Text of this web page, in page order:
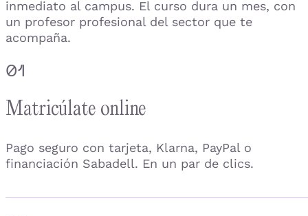
inmediato al campus. El curso dura un mes, con
un profesor profesional del sector que te
acompaña.
01
Matricúlate online
Pago seguro con tarjeta, Klarna, PayPal o
financiación Sabadell. En un par de clics.